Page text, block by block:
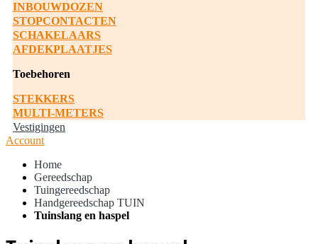
INBOUWDOZEN
STOPCONTACTEN
SCHAKELAARS
AFDEKPLAATJES
Toebehoren
STEKKERS
MULTI-METERS
Vestigingen
Account
Home
Gereedschap
Tuingereedschap
Handgereedschap TUIN
Tuinslang en haspel